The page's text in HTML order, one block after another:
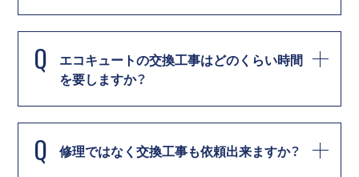
Q
エコキュートの交換工事はどのくらい時間
を要しますか？
Q 修理ではなく交換工事も依頼出来ますか？